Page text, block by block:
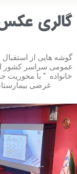
گالری
گوشه هایی از
عمومی سراسر کشور
خانواده ‏ ‏” با محوریت
غرضی بیمارستان میلاد